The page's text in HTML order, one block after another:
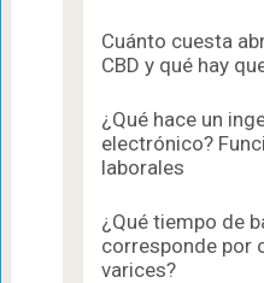
Cuánto cuesta
CBD y qué hay
¿Qué hace un
electrónico?
laborales
¿Qué tiempo de
corresponde por
varices?